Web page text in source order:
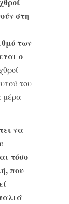
στη
των
ο
του
μέρα
να
τόσο
που